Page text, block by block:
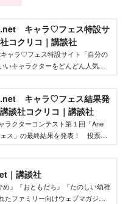
キャラ♡フェス特設サ
コクリコ｜講談社
ャラ♡フェス特設サイト「自分の
いキャラクターをどんどん人気者
イターを応援するイベントです！
キャラ♡フェス結果発
談社コクリコ｜講談社
ラクターコンテスト第１回「Ane
ス」の最終結果を発表！ 投票結
｜講談社
』『おともだち』『たのしい幼稚
たファミリー向けウェブマガジ